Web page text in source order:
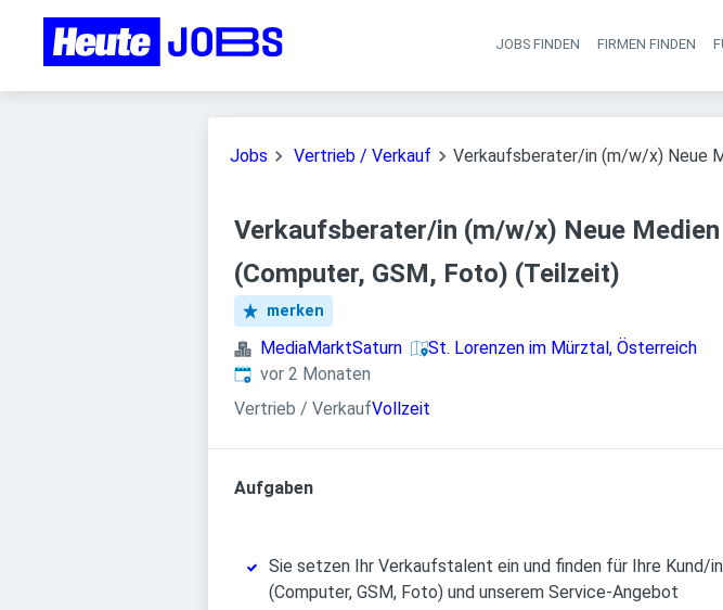
JOBS FINDEN FIRMEN FINDEN
Jobs Vertrieb / Verkauf Verkaufsberater/in (m/w/x) Neue
Verkaufsberater/in (m/w/x) Neue Medien
(Computer, GSM, Foto) (Teilzeit)
merken
MediaMarktSaturn
St. Lorenzen im Mürztal, Österreich
Veröffentlicht:
vor 2 Monaten
Vertrieb / VerkaufVollzeit
Aufgaben
Sie setzen Ihr Verkaufstalent ein und finden für Ihre Kund/
(Computer, GSM, Foto) und unserem Service-Angebot